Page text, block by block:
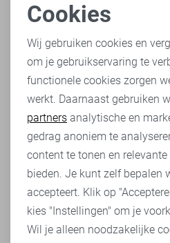
Boho Romance: de
modetrend die je dit
overal ziet
Van luchtige jurken en broderie
zachte kleuren en verfijnde
Romance trend is niet meer
het modebeeld. Ook...
Ontdek nu
Noodzakelijke cookies
Personalisatie cookies
Analytische cookies
Marketing cookies
Cookies
Wij gebruiken cookies en
om je gebruikservaring te
functionele cookies zorgen
werkt. Daarnaast gebruiken
partners analytische en
gedrag anoniem te
content te tonen en
bieden. Je kunt zelf bepalen
accepteert. Klik op
kies "Instellingen" om je
Wil je alleen noodzakelijke